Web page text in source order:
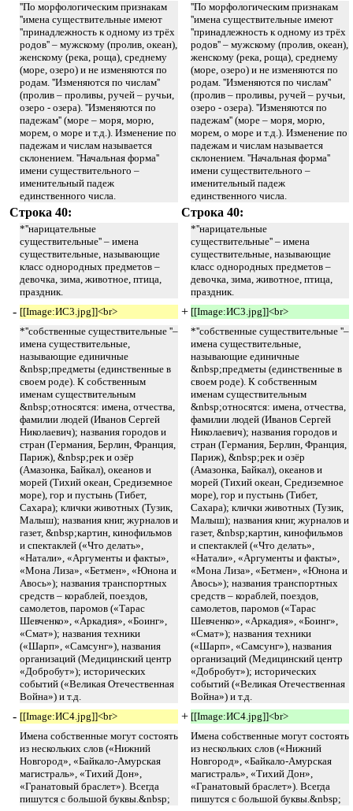
''По морфологическим признакам
''имена существительные имеют
''принадлежность к одному из трёх
родов'' – мужскому (пролив, океан),
женскому (река, роща), среднему
(море, озеро) и не изменяются по
родам. ''Изменяются по числам''
(пролив – проливы, ручей – ручьи,
озеро - озера). ''Изменяются по
падежам'' (море – моря, морю,
морем, о море и т.д.). Изменение по
падежам и числам называется
склонением. ''Начальная форма''
имени существительного –
именительный падеж
единственного числа.
''По морфологическим признакам
''имена существительные имеют
''принадлежность к одному из трёх
родов'' – мужскому (пролив, океан),
женскому (река, роща), среднему
(море, озеро) и не изменяются по
родам. ''Изменяются по числам''
(пролив – проливы, ручей – ручьи,
озеро - озера). ''Изменяются по
падежам'' (море – моря, морю,
морем, о море и т.д.). Изменение по
падежам и числам называется
склонением. ''Начальная форма''
имени существительного –
именительный падеж
единственного числа.
Строка 40: Строка 40:
*''нарицательные
существительные'' – имена
существительные, называющие
класс однородных предметов –
девочка, зима, животное, птица,
праздник.
*''нарицательные
существительные'' – имена
существительные, называющие
класс однородных предметов –
девочка, зима, животное, птица,
праздник.
- [[Image:ИС3.jpg]]<br> + [[Image:ИС3.jpg]]<br>
*''собственные существительные ''–
имена существительные,
называющие единичные
&nbsp;предметы (единственные в
своем роде). К собственным
именам существительным
&nbsp;относятся: имена, отчества,
фамилии людей (Иванов Сергей
Николаевич); названия городов и
стран (Германия, Берлин, Франция,
Париж), &nbsp;рек и озёр
(Амазонка, Байкал), океанов и
морей (Тихий океан, Средиземное
море), гор и пустынь (Тибет,
Сахара); клички животных (Тузик,
Малыш); названия книг, журналов и
газет, &nbsp;картин, кинофильмов
и спектаклей («Что делать»,
«Натали», «Аргументы и факты»,
«Мона Лиза», «Бетмен», «Юнона и
Авось»); названия транспортных
средств – кораблей, поездов,
самолетов, паромов («Тарас
Шевченко», «Аркадия», «Боинг»,
«Смат»); названия техники
(«Шарп», «Самсунг»), названия
организаций (Медицинский центр
«Добробут»); исторических
событий («Великая Отечественная
Война») и т.д.
*''собственные существительные ''–
имена существительные,
называющие единичные
&nbsp;предметы (единственные в
своем роде). К собственным
именам существительным
&nbsp;относятся: имена, отчества,
фамилии людей (Иванов Сергей
Николаевич); названия городов и
стран (Германия, Берлин, Франция,
Париж), &nbsp;рек и озёр
(Амазонка, Байкал), океанов и
морей (Тихий океан, Средиземное
море), гор и пустынь (Тибет,
Сахара); клички животных (Тузик,
Малыш); названия книг, журналов и
газет, &nbsp;картин, кинофильмов
и спектаклей («Что делать»,
«Натали», «Аргументы и факты»,
«Мона Лиза», «Бетмен», «Юнона и
Авось»); названия транспортных
средств – кораблей, поездов,
самолетов, паромов («Тарас
Шевченко», «Аркадия», «Боинг»,
«Смат»); названия техники
(«Шарп», «Самсунг»), названия
организаций (Медицинский центр
«Добробут»); исторических
событий («Великая Отечественная
Война») и т.д.
- [[Image:ИС4.jpg]]<br> + [[Image:ИС4.jpg]]<br>
Имена собственные могут состоять
из нескольких слов («Нижний
Новгород», «Байкало-Амурская
магистраль», «Тихий Дон»,
«Гранатовый браслет»). Всегда
пишутся с большой буквы.&nbsp;
Имена собственные могут состоять
из нескольких слов («Нижний
Новгород», «Байкало-Амурская
магистраль», «Тихий Дон»,
«Гранатовый браслет»). Всегда
пишутся с большой буквы.&nbsp;